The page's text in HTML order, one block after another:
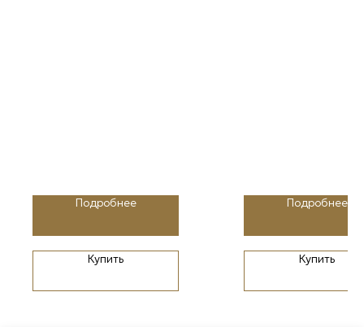
Подробнее
Купить
Подробнее
Купить